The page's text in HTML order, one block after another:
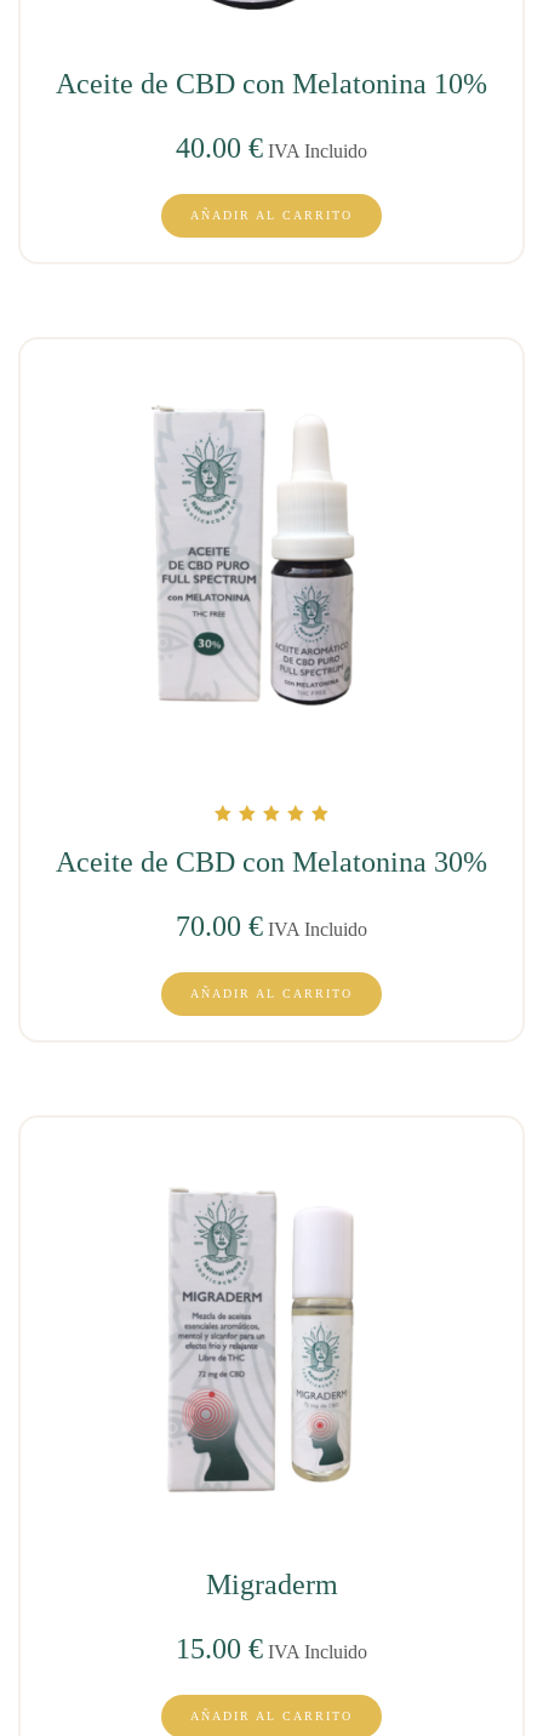
Aceite de CBD con Melatonina 10%
40.00 € IVA Incluido
AÑADIR AL CARRITO
de 5
Aceite de CBD con Melatonina 30%
70.00 € IVA Incluido
AÑADIR AL CARRITO
Migraderm
15.00 € IVA Incluido
AÑADIR AL CARRITO